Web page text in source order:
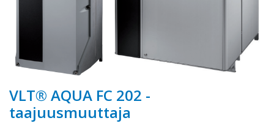
VLT® AQUA FC 202 -
taajuusmuuttaja